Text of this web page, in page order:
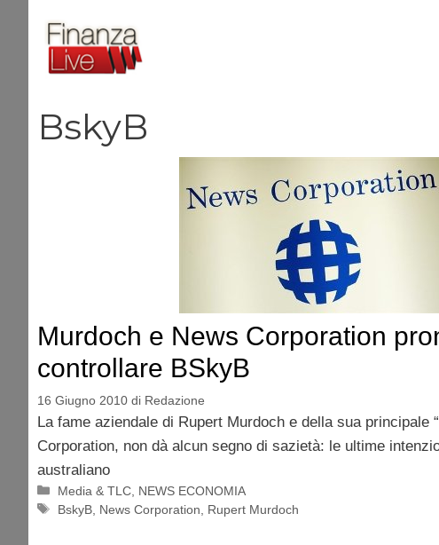
contenuto
BskyB
Murdoch e News Corporation
controllare BSkyB
16 Giugno 2010 di Redazione
La fame aziendale di Rupert Murdoch e della sua principale
Corporation, non dà alcun segno di sazietà: le ultime
australiano
Categorie
Media & TLC NEWS ECONOMIA
Tag
BskyB News Corporation Rupert Murdoch